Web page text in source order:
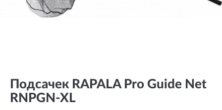
Подсачек RAPALA Pro Guide Net
RNPGN-XL